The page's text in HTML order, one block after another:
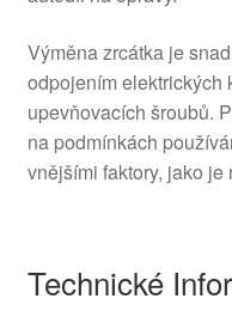
Výměna zrcátka je
odpojením elektrických
upevňovacích šroubů.
na podmínkách
vnějšími faktory, jako
Technické